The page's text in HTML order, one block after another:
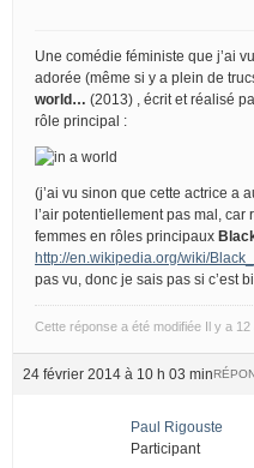
Une comédie féministe que j’ai
adorée (même si y a plein de
world… (2013) , écrit et réalisé
rôle principal :
(j’ai vu sinon que cette actrice a
l’air potentiellement pas mal, car
femmes en rôles principaux
http://en.wikipedia.org/wiki/
pas vu, donc je sais pas si c’est
Cette réponse a été modifiée Il y a
24 février 2014 à 10 h 03 min
Paul Rigouste
Participant